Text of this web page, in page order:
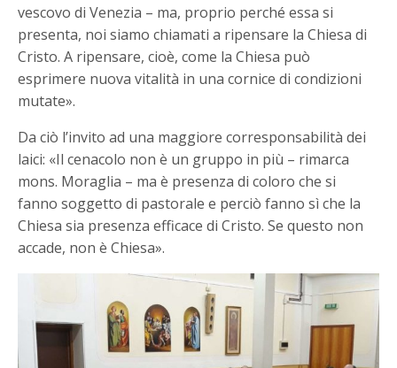
vescovo di Venezia – ma, proprio perché essa si
presenta, noi siamo chiamati a ripensare la Chiesa di
Cristo. A ripensare, cioè, come la Chiesa può
esprimere nuova vitalità in una cornice di condizioni
mutate».
Da ciò l’invito ad una maggiore corresponsabilità dei
laici: «Il cenacolo non è un gruppo in più – rimarca
mons. Moraglia – ma è presenza di coloro che si
fanno soggetto di pastorale e perciò fanno sì che la
Chiesa sia presenza efficace di Cristo. Se questo non
accade, non è Chiesa».